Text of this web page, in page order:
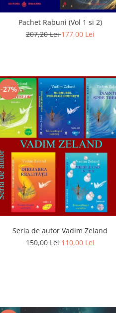
Pachet Rabuni (Vol 1 si 2)
207,20 Lei177,00 Lei
-27%
Seria de autor Vadim Zeland
150,00 Lei110,00 Lei